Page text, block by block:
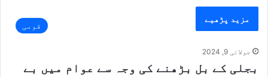
مزید پڑھیے
قومی
جولائی 9, 2024
بجلی کے بل بڑھنے کی وجہ سے عوام میں بے